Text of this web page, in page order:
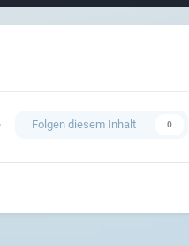
Folgen diesem Inhalt 0